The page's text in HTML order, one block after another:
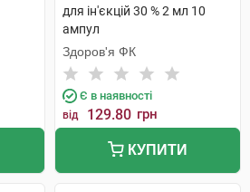
для ін'єкцій 30 % 2 мл 10
ампул
Здоров'я ФК
Є в наявності
від 129.80 грн
КУПИТИ